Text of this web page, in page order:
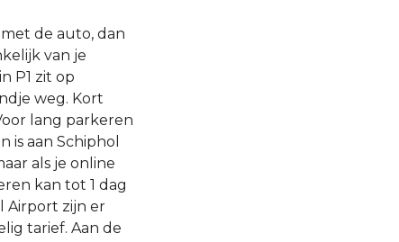
de auto, dan
van je
P1 zit op
weg. Kort
lang parkeren
aan Schiphol
als je online
kan tot 1 dag
Airport zijn er
tarief. Aan de